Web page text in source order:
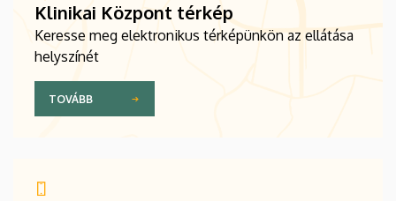
Klinikai Központ térkép
Keresse meg elektronikus térképünkön az ellátása
helyszínét
TOVÁBB